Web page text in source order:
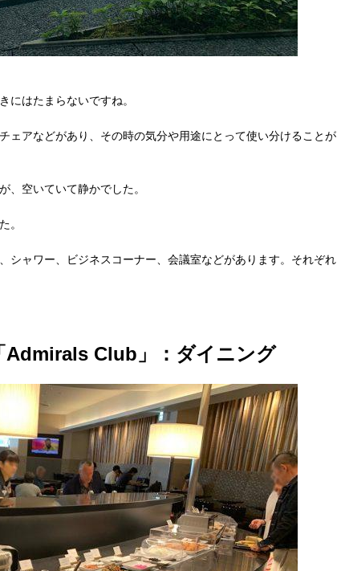
にはたまらないですね。
ェアなどがあり、その時の気分や用途にとって使い分けることが
、空いていて静かでした。
。
シャワー、ビジネスコーナー、会議室などがあります。それぞれ
Admirals Club」：ダイニング